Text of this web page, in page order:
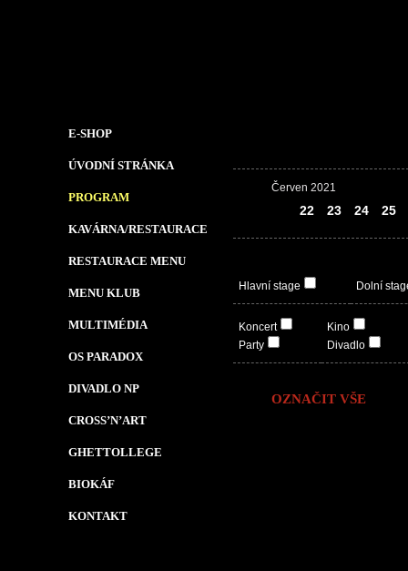
E-SHOP
ÚVODNÍ STRÁNKA
PROGRAM
KAVÁRNA/RESTAURACE
RESTAURACE MENU
MENU KLUB
MULTIMÉDIA
OS PARADOX
DIVADLO NP
CROSS’N’ART
GHETTOLLEGE
BIOKÁF
KONTAKT
Červen 2021
22 23 24 25
Hlavní stage Dolní
Koncert
Party
Kino
Divadlo
OZNAČIT VŠE